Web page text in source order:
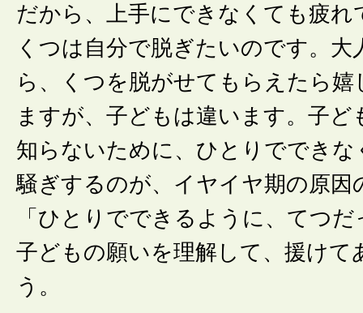
だから、上手にできなくても疲れ
くつは自分で脱ぎたいのです。大
ら、くつを脱がせてもらえたら嬉
ますが、子どもは違います。子ど
知らないために、ひとりでできな
騒ぎするのが、イヤイヤ期の原因
「ひとりでできるように、てつ
子どもの願いを理解して、援けて
う。